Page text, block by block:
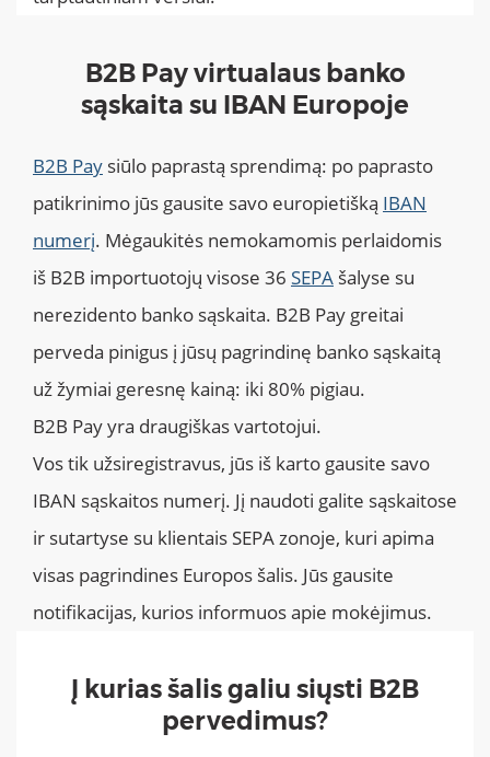
B2B Pay virtualaus banko
sąskaita su IBAN Europoje
B2B Pay siūlo paprastą sprendimą: po paprasto
patikrinimo jūs gausite savo europietišką IBAN
numerį. Mėgaukitės nemokamomis perlaidomis
iš B2B importuotojų visose 36 SEPA šalyse su
nerezidento banko sąskaita. B2B Pay greitai
perveda pinigus į jūsų pagrindinę banko sąskaitą
už žymiai geresnę kainą: iki 80% pigiau.
B2B Pay yra draugiškas vartotojui.
Vos tik užsiregistravus, jūs iš karto gausite savo
IBAN sąskaitos numerį. Jį naudoti galite sąskaitose
ir sutartyse su klientais SEPA zonoje, kuri apima
visas pagrindines Europos šalis. Jūs gausite
notifikacijas, kurios informuos apie mokėjimus.
Į kurias šalis galiu siųsti B2B
pervedimus?